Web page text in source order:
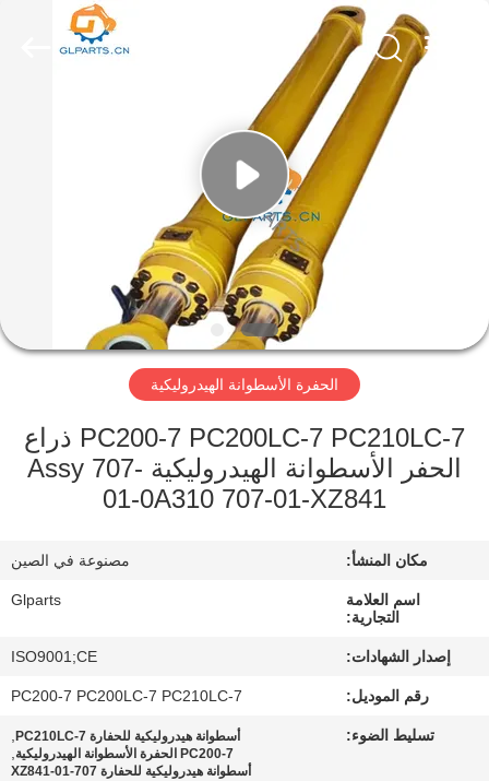
الصفحة
الرئيسية
معلومات
جولة
المصنع
مراقبة
الجودة
الحفرة الأسطوانة الهيدروليكية
PC200-7 PC200LC-7 PC210LC-7 ذراع
الحفر الأسطوانة الهيدروليكية Assy 707-
01-0A310 707-01-XZ841
مكان المنشأ: مصنوعة في الصين
اسم العلامة
التجارية:
Glparts
إصدار الشهادات: ISO9001;CE
رقم الموديل: PC200-7 PC200LC-7 PC210LC-7
تسليط الضوء: أسطوانة هيدروليكية للحفارة PC210LC-7 ,
PC200-7 الحفرة الأسطوانة الهيدروليكية ,
أسطوانة هيدروليكية للحفارة 707-01-XZ841